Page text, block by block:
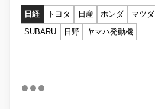
日経 トヨタ 日産 ホンダ マツダ
SUBARU
日野 ヤマハ発動機